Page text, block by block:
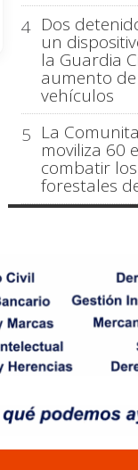
4 Dos
un
la Guardia
aumento
vehículos
5 La
moviliza 60
combatir
forestales